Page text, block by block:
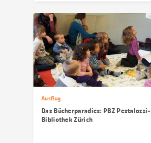
Ausflug
Das Bücherparadies: PBZ Pestalozzi-
Bibliothek Zürich